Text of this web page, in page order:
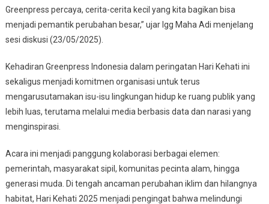
Greenpress percaya, cerita-cerita kecil yang kita bagikan bisa
menjadi pemantik perubahan besar,” ujar Igg Maha Adi menjelang
sesi diskusi (23/05/2025).
Kehadiran Greenpress Indonesia dalam peringatan Hari Kehati ini
sekaligus menjadi komitmen organisasi untuk terus
mengarusutamakan isu-isu lingkungan hidup ke ruang publik yang
lebih luas, terutama melalui media berbasis data dan narasi yang
menginspirasi.
Acara ini menjadi panggung kolaborasi berbagai elemen:
pemerintah, masyarakat sipil, komunitas pecinta alam, hingga
generasi muda. Di tengah ancaman perubahan iklim dan hilangnya
habitat, Hari Kehati 2025 menjadi pengingat bahwa melindungi